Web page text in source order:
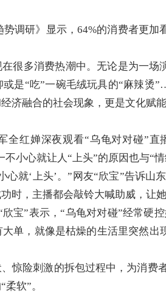
调研》显示，64%的消费者更加
很多消费热潮中。无论是为一场
是“吃”一碗毛绒玩具的“麻辣烫
济融合的社会现象，更是文化赋能
全红婵深夜观看“乌龟对对碰”直
小心就让人“上头”的原因也与“情
就‘上头’。”网友“欣宝”告诉山
时，主播都会敲铃大喊助威，让
宝”表示，“乌龟对对碰”经常硬
单，就像是枯燥的生活里突然出
惊险刺激的拆包过程中，为消费
软”。